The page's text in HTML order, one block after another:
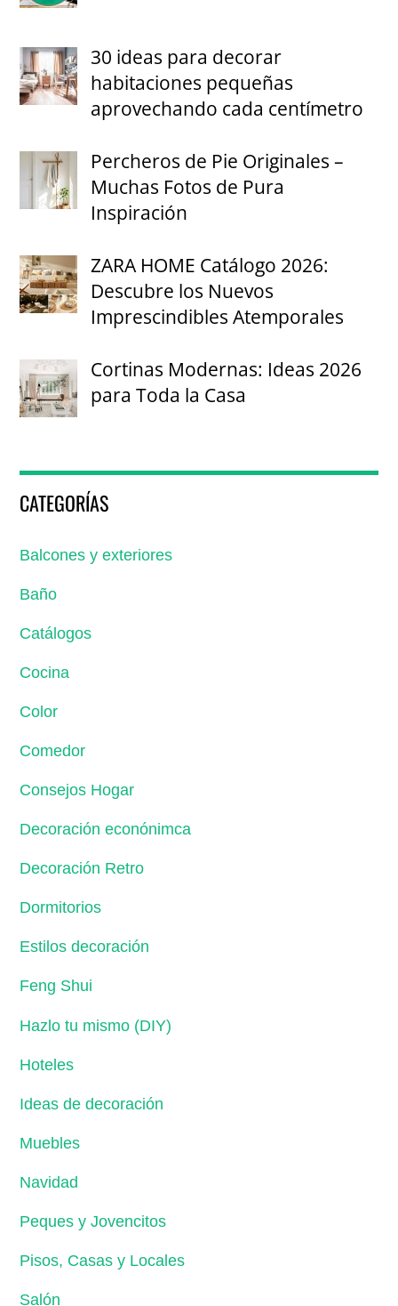
30 ideas para decorar
habitaciones pequeñas
aprovechando cada centímetro
Percheros de Pie Originales –
Muchas Fotos de Pura
Inspiración
ZARA HOME Catálogo 2026:
Descubre los Nuevos
Imprescindibles Atemporales
Cortinas Modernas: Ideas 2026
para Toda la Casa
CATEGORÍAS
Balcones y exteriores
Baño
Catálogos
Cocina
Color
Comedor
Consejos Hogar
Decoración econónimca
Decoración Retro
Dormitorios
Estilos decoración
Feng Shui
Hazlo tu mismo (DIY)
Hoteles
Ideas de decoración
Muebles
Navidad
Peques y Jovencitos
Pisos, Casas y Locales
Salón